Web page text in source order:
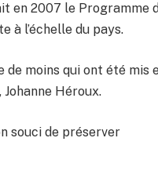
en 2007 le Programme
à l’échelle du pays.
de moins qui ont été mis
Héroux.
souci de préserver